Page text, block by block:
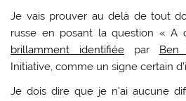
Je vais prouver au delà de tout
russe en posant la question « A
brillamment identifiéepar Ben
Initiative, comme un signe certain
Je dois dire que je n’ai aucune